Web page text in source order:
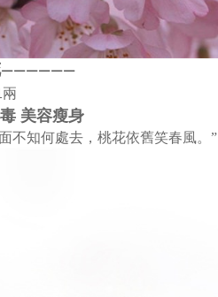
——————
美容瘦身
不知何處去，桃花依舊笑春風。”